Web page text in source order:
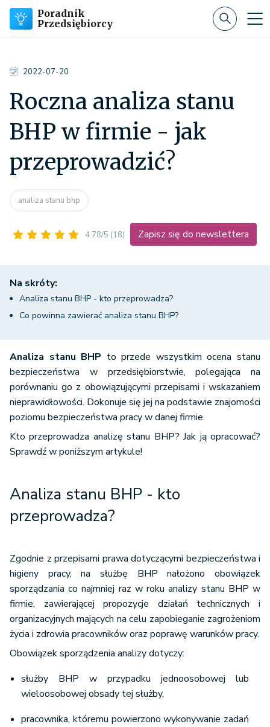
Poradnik
Przedsiębiorcy
2022-07-20
Roczna analiza stanu
BHP w firmie - jak
przeprowadzić?
analiza stanu bhp
4.78/5 (18) Zapisz się do newslettera
Na skróty:
Analiza stanu BHP - kto przeprowadza?
Co powinna zawierać analiza stanu BHP?
Analiza stanu BHP to przede wszystkim ocena stanu
bezpieczeństwa w przedsiębiorstwie, polegająca na
porównaniu go z obowiązującymi przepisami i wskazaniem
nieprawidłowości. Dokonuje się jej na podstawie znajomości
poziomu bezpieczeństwa pracy w danej firmie.
Kto przeprowadza analizę stanu BHP? Jak ją opracować?
Sprawdź w poniższym artykule!
Analiza stanu BHP - kto
przeprowadza?
Zgodnie z przepisami prawa dotyczącymi bezpieczeństwa i
higieny pracy, na służbę BHP nałożono obowiązek
sporządzania co najmniej raz w roku analizy stanu BHP w
firmie, zawierającej propozycje działań technicznych i
organizacyjnych mających na celu zapobieganie zagrożeniom
życia i zdrowia pracowników oraz poprawę warunków pracy.
Obowiązek sporządzenia analizy dotyczy:
służby BHP w przypadku jednoosobowej lub
wieloosobowej obsady tej służby,
pracownika, któremu powierzono wykonywanie zadań